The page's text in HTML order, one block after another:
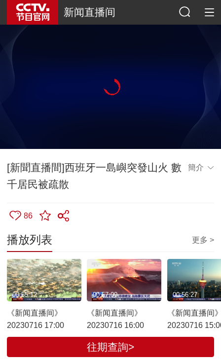
新闻直播间
[新聞直播間]西班牙一島嶼突發山火 數
千居民被疏散
簡介
86
播放列表 更多 >
《新闻直播间》
20230716 17:00
00:55:12
《新闻直播间》
20230716 16:00
00:57:00
《新闻直播间
20230716
00:56:27
往期查詢>